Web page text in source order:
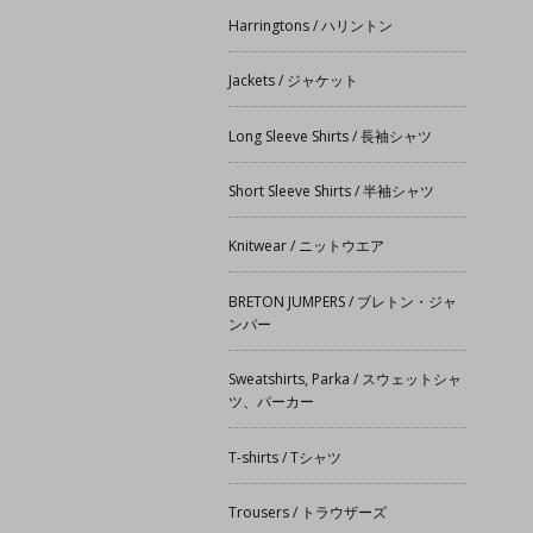
Harringtons / ハリントン
Jackets / ジャケット
Long Sleeve Shirts / 長袖シャツ
Short Sleeve Shirts / 半袖シャツ
Knitwear / ニットウエア
BRETON JUMPERS / ブレトン・ジャ
ンパー
Sweatshirts, Parka / スウェットシャ
ツ、パーカー
T-shirts / Tシャツ
Trousers / トラウザーズ